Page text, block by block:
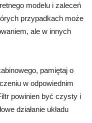
modelu i zaleceń
przypadkach może
ale w innych
pamiętaj o
w odpowiednim
powinien być czysty i
działanie układu